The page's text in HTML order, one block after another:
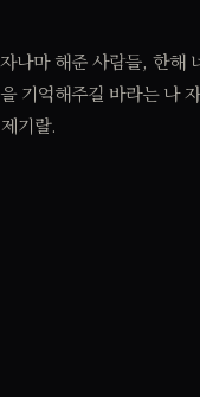
나마 해준 사람들, 한
기억해주길 바라는 나
기랄.